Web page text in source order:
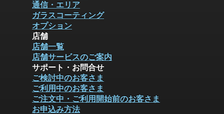
通信・エリア
ガラスコーティング
オプション
店舗
店舗一覧
店舗サービスのご案内
サポート・お問合せ
ご検討中のお客さま
ご利用中のお客さま
ご注文中・ご利用開始前のお客さま
お申込み方法